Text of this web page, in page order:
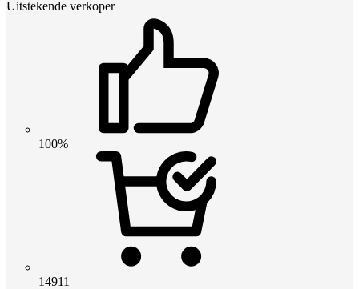
Uitstekende verkoper
100%
14911